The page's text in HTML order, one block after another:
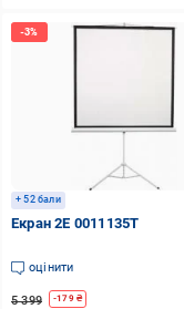
+ 52 бали
Екран 2E 0011135T
оцінити
5 399 -179₴